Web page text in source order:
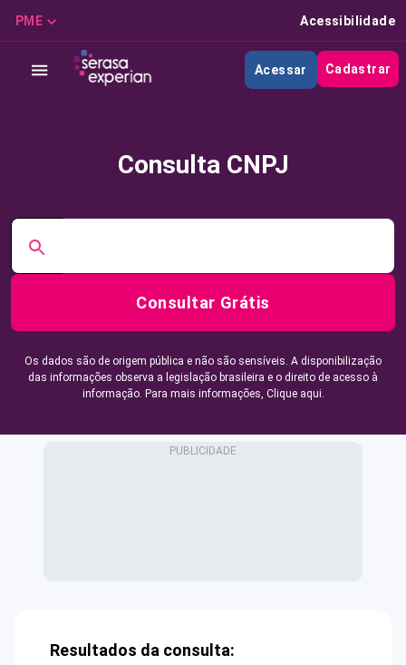
PME Acessibilidade
Acessar Cadastrar
Consulta CNPJ
Consultar Grátis
Os dados são de origem pública e não são sensíveis. A disponibilização
das informações observa a legislação brasileira e o direito de acesso à
informação. Para mais informações, Clique aqui.
Resultados da consulta: